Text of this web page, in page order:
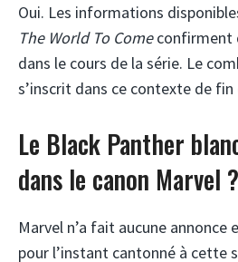
Oui. Les informations
The World To Comeconfirment
dans le cours de la série. Le
s’inscrit dans ce contexte de fin
Le Black Panther
dans le canon Marvel ?
Marvel n’a fait aucune annonce
pour l’instant cantonné à cette